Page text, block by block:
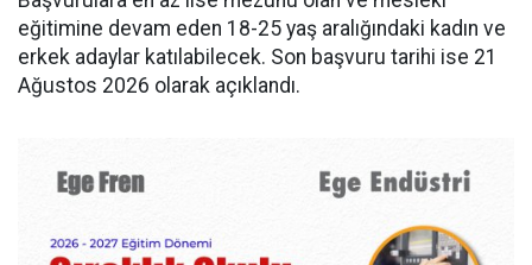
eğitimine devam eden 18-25 yaş aralığındaki kadın ve
erkek adaylar katılabilecek. Son başvuru tarihi ise 21
Ağustos 2026 olarak açıklandı.